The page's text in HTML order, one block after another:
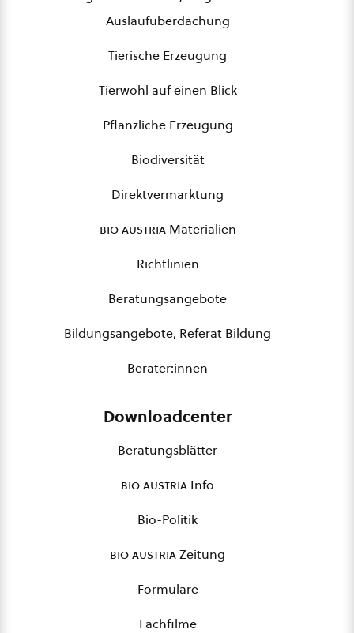
Auslaufüberdachung
Tierische Erzeugung
Tierwohl auf einen Blick
Pflanzliche Erzeugung
Biodiversität
Direktvermarktung
bio austriaMaterialien
Richtlinien
Beratungsangebote
Bildungsangebote, Referat Bildung
Berater:innen
Downloadcenter
Beratungsblätter
bio austria Info
Bio-Politik
bio austriaZeitung
Formulare
Fachfilme